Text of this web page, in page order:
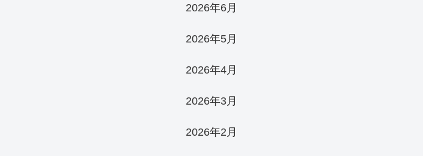
2026年6月
2026年5月
2026年4月
2026年3月
2026年2月